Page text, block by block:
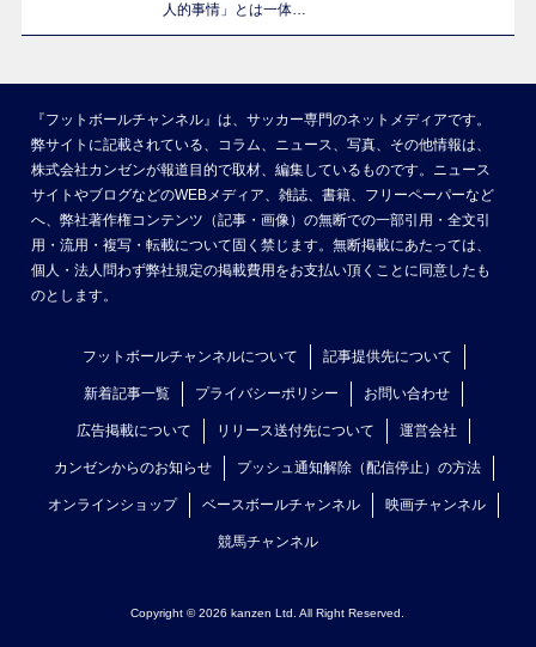
人的事情」とは一体…
『フットボールチャンネル』は、サッカー専門のネットメディアです。
弊サイトに記載されている、コラム、ニュース、写真、その他情報は、
株式会社カンゼンが報道目的で取材、編集しているものです。ニュース
サイトやブログなどのWEBメディア、雑誌、書籍、フリーペーパーなど
へ、弊社著作権コンテンツ（記事・画像）の無断での一部引用・全文引
用・流用・複写・転載について固く禁じます。無断掲載にあたっては、
個人・法人問わず弊社規定の掲載費用をお支払い頂くことに同意したも
のとします。
フットボールチャンネルについて 記事提供先について
新着記事一覧 プライバシーポリシー お問い合わせ
広告掲載について リリース送付先について 運営会社
カンゼンからのお知らせ プッシュ通知解除（配信停止）の方法
オンラインショップ ベースボールチャンネル 映画チャンネル
競馬チャンネル
Copyright © 2026 kanzen Ltd. All Right Reserved.